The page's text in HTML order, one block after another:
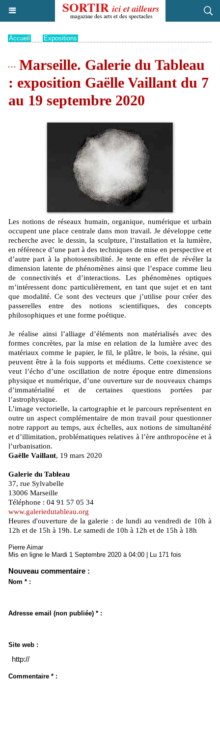
Accueil Expositions
Marseille. Galerie du Tableau
: exposition Gaëlle Vaillant du 7
au 19 septembre 2020
Les notions de réseaux humain, organique, numérique et urbain
occupent une place centrale dans mon travail. Je développe cette
recherche avec le dessin, la sculpture, l’installation et la lumière,
en référence d’une part à des techniques de mise en perspective et
d’autre part à la photosensibilité. Je tente en effet de révéler la
dimension latente de phénomènes ainsi que l’espace comme lieu
de connectivités et d’interactions. Les phénomènes optiques
m’intéressent donc particulièrement, en tant que sujet et en tant
que modalité. Ce sont des vecteurs que j’utilise pour créer des
passerelles entre des notions scientifiques, des concepts
philosophiques et une forme poétique.
Je réalise ainsi l’alliage d’éléments non matérialisés avec des
formes concrètes, par la mise en relation de la lumière avec des
matériaux comme le papier, le fil, le plâtre, le bois, la résine, qui
peuvent être à la fois supports et médiums. Cette coexistence se
veut l’écho d’une oscillation de notre époque entre dimensions
physique et numérique, d’une ouverture sur de nouveaux champs
d’immatérialité et de certaines questions portées par
l’astrophysique.
L’image vectorielle, la cartographie et le parcours représentent en
outre un aspect complémentaire de mon travail pour questionner
notre rapport au temps, aux échelles, aux notions de simultanéité
et d’illimitation, problématiques relatives à l’ère anthropocène et à
l’urbanisation.
Gaëlle Vaillant, 19 mars 2020
Galerie du Tableau
37, rue Sylvabelle
13006 Marseille
Téléphone : 04 91 57 05 34
www.galeriedutableau.org
Heures d'ouverture de la galerie : de lundi au vendredi de 10h à
12h et de 15h à 19h. Le samedi de 10h à 12h et de 15h à 18h
Pierre Aimar
Mis en ligne le Mardi 1 Septembre 2020 à 04:00 | Lu 171 fois
Nouveau commentaire :
Nom * :
Adresse email (non publiée) * :
Site web :
Commentaire * :